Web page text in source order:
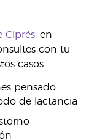
Ciprés. en
con tu
casos:
pensado
de lactancia